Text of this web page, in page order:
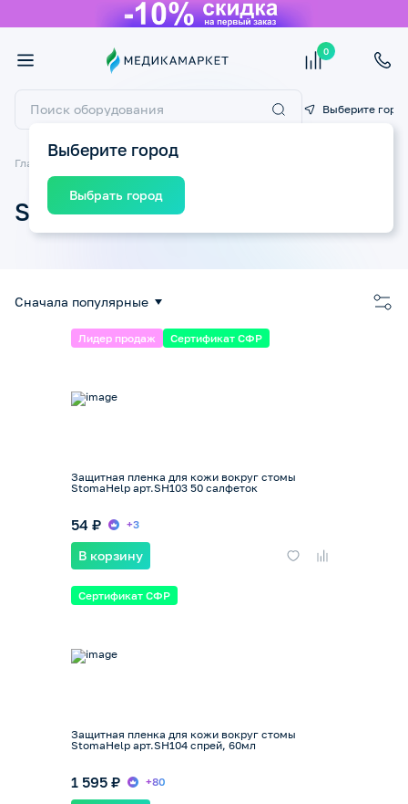
0
Выберите город
Выберите город
Выбрать город
Главная Бренды StomaHelp
StomaHelp
Сначала популярные
Лидер продаж Сертификат СФР
Защитная пленка для кожи вокруг стомы
StomaHelp арт.SH103 50 салфеток
54 ₽ +3
В корзину
Сертификат СФР
Защитная пленка для кожи вокруг стомы
StomaHelp арт.SH104 спрей, 60мл
1 595 ₽ +80